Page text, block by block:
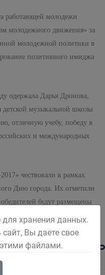
работающей молодежи
молодежного движения» за
молодежной политики в
позитивного имиджа
одержала Дарья Дронова,
детской музыкальной школы
отличную учебу, победу в
и международных
чествовали в рамках
Дню города. Их отметили
будут размещены
города.
для хранения данных.
Вы даете свое
этими файлами.